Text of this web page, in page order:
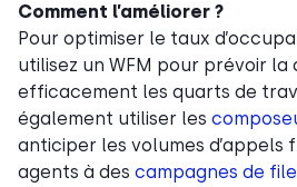
Comment l’améliorer ?
Pour optimiser le taux
utilisez un WFM pour prévoir
efficacement les quarts de
également utiliser les
anticiper les volumes
agents à des campagnes de